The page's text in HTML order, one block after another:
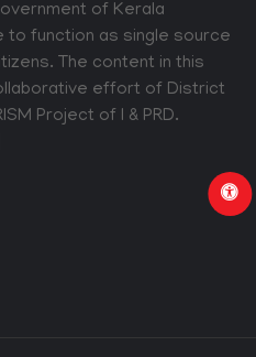
of Kerala
to function as single source
The content in this
effort of District
Project of I & PRD.